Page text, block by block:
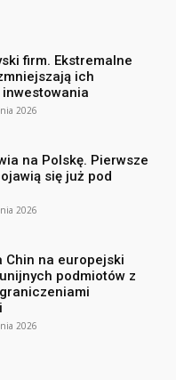
firm. Ekstremalne
ich
inwestowania
2026
na Polskę. Pierwsze
się już pod
2026
Chin na europejski
podmiotów z
2026